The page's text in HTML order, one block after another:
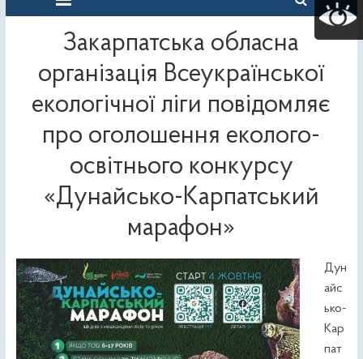
Закарпатська обласна
організація Всеукраїнської
екологічної ліги повідомляє
про оголошення еколого-
освітнього конкурсу
«Дунайсько-Карпатський
марафон»
Дун
айс
ько-
Кар
пат